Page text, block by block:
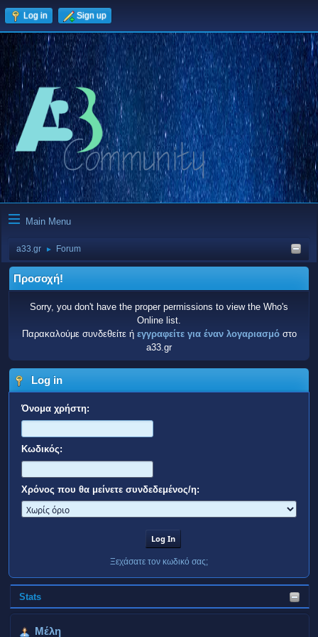
Log in Sign up
Main Menu
a33.gr ► Forum
Stats
Μέλη
Προσοχή!
Sorry, you don't have the proper permissions to view the Who's
Online list.
Παρακαλούμε συνδεθείτε ή εγγραφείτε για έναν λογαριασμόστο
a33.gr
Log in
Όνομα χρήστη:
Κωδικός:
Χρόνος που θα μείνετε συνδεδεμένος/η:
Ξεχάσατε τον κωδικό σας;